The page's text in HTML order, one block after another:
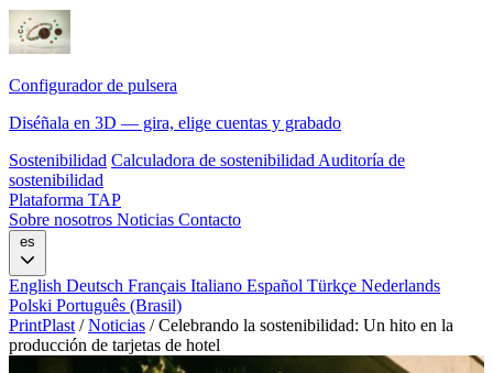
Configurador de pulsera
Diséñala en 3D — gira, elige cuentas y grabado
Sostenibilidad Calculadora de sostenibilidad Auditoría de
sostenibilidad
Plataforma TAP
Sobre nosotros Noticias Contacto
es
English Deutsch Français Italiano Español Türkçe Nederlands
Polski Português (Brasil)
PrintPlast / Noticias / Celebrando la sostenibilidad: Un hito en la
producción de tarjetas de hotel